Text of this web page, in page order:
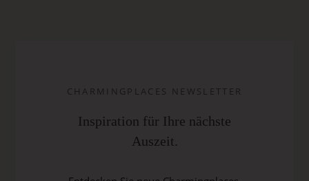
CHARMINGPLACES NEWSLETTER
Inspiration für Ihre nächste
Auszeit.